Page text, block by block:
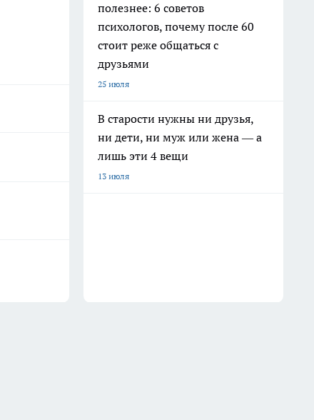
полезнее: 6 советов
психологов, почему после 60
стоит реже общаться с
друзьями
25 июля
В старости нужны ни друзья,
ни дети, ни муж или жена — а
лишь эти 4 вещи
13 июля